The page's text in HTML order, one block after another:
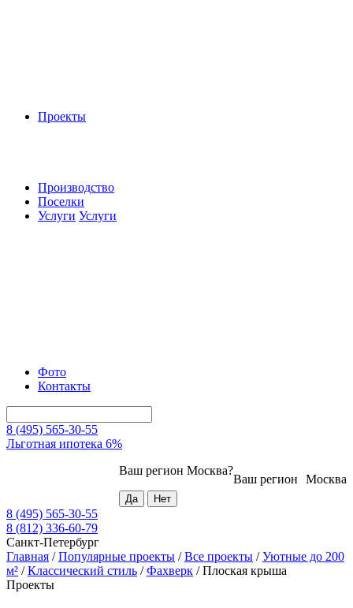
Проекты
Производство
Поселки
Услуги Услуги
Фото
Контакты
8 (495) 565-30-55
Льготная ипотека 6%
Москва
Ваш регион
Ваш регион Москва?
8 (495) 565-30-55
8 (812) 336-60-79
Санкт-Петербург
Главная /Популярные проекты /Все проекты /Уютные до 200
м² /Классический стиль /Фахверк /Плоская крыша
Проекты